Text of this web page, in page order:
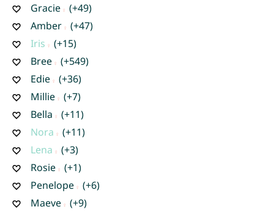
Gracie
(+49)
Amber
(+47)
Iris
(+15)
Bree
(+549)
Edie
(+36)
Millie
(+7)
Bella
(+11)
Nora
(+11)
Lena
(+3)
Rosie
(+1)
Penelope
(+6)
Maeve
(+9)